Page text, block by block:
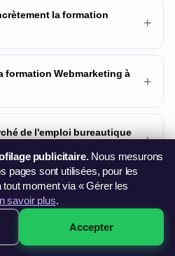
la formation
+
formation Webmarketing à
+
de l'emploi bureautique
+
avec mon CPF pour la
Lyon ?
La Poste n'est
les sessions →
publicitaire.Nous mesurons
pages sont utilisées, pour les
moment via « Gérer les
savoir plus.
Accepter